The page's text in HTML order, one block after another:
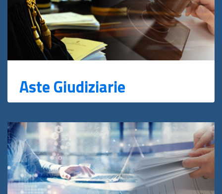
Aste Giudiziarie